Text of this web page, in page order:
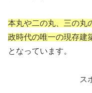
本丸や二の丸、三の丸
政時代の唯一の現存建
となっています。
ス